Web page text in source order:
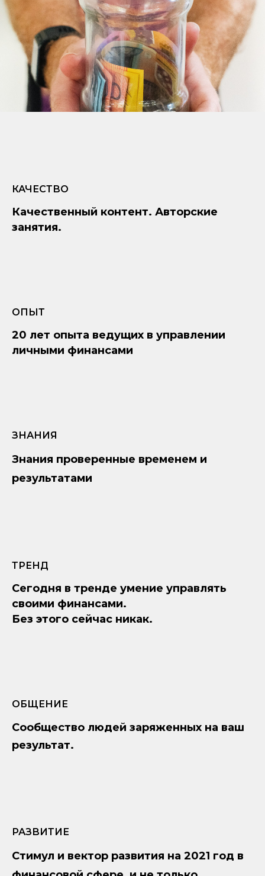
КАЧЕСТВО
Качественный контент. Авторские
занятия.
ОПЫТ
20 лет опыта ведущих в управлении
личными финансами
ЗНАНИЯ
Знания проверенные временем и
результатами
ТРЕНД
Сегодня в тренде умение управлять
своими финансами.
Без этого сейчас никак.
ОБЩЕНИЕ
Сообщество людей заряженных на ваш
результат.
РАЗВИТИЕ
Стимул и вектор развития на 2021 год в